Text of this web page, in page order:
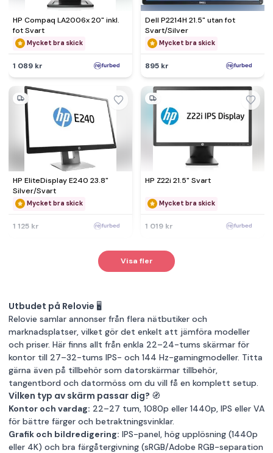
HP Compaq LA2006x 20" inkl.
fot Svart
Mycket bra skick
1 089 kr
Dell P2214H 21.5" utan fot
Svart/Silver
Mycket bra skick
895 kr
HP EliteDisplay E240 23.8"
Silver/Svart
Mycket bra skick
1 125 kr
HP Z22i 21.5" Svart
Mycket bra skick
1 019 kr
Visa fler
Utbudet på Relovie 🖥️
Relovie samlar annonser från flera nätbutiker och
marknadsplatser, vilket gör det enkelt att jämföra modeller
och priser. Här finns allt från enkla 22–24-tums skärmar för
kontor till 27–32-tums IPS- och 144 Hz-gamingmodeller. Titta
gärna även på tillbehör som datorskärmar tillbehör
tangentbord och datormöss om du vill få en komplett setup.
Vilken typ av skärm passar dig? 🧭
Kontor och vardag: 22–27 tum, 1080p eller 1440p, IPS eller VA
för bättre färger och betraktningsvinklar.
Grafik och bildredigering: IPS-panel, hög upplösning (1440p
eller 4K) och bra färgåtergivning (sRGB/Adobe RGB-separation